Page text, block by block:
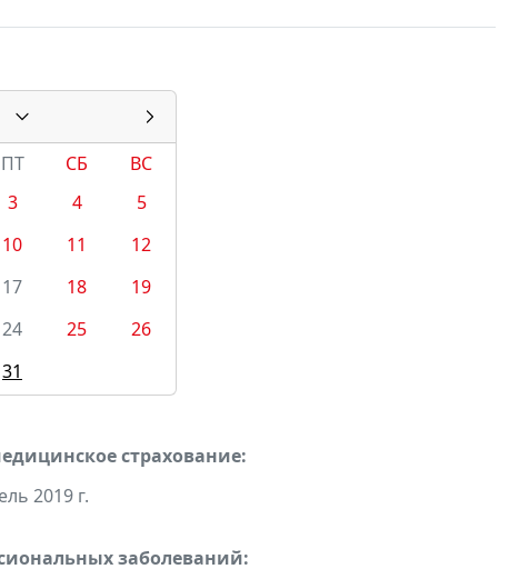
ПТ СБ
ВС
3 4
5
10 11
12
17 18
19
24 25
26
31
страхование:
2019 г.
заболеваний: